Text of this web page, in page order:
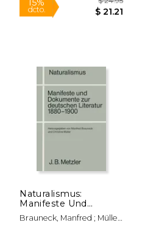
15%
Naturalismus:
Manifeste Und
Dokumente Zur
Deutschen Literatur
Brauneck, Manfred ; Müller,